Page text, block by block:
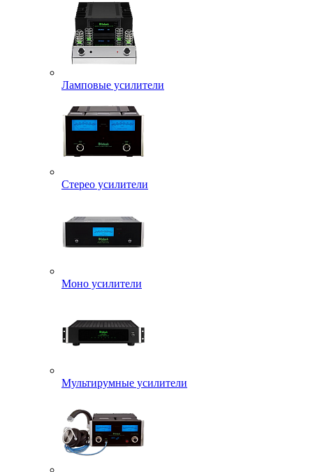
Ламповые усилители
Стерео усилители
Моно усилители
Мультирумные усилители